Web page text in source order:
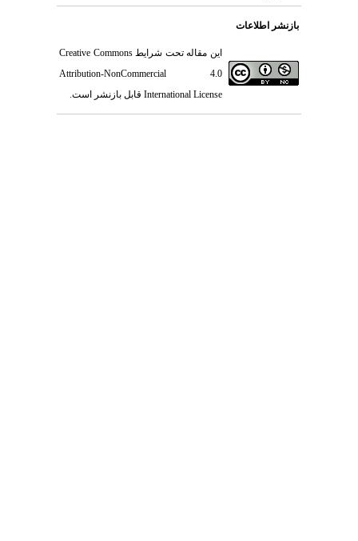
بازنشر اطلاعات
این مقاله تحت شرایطCreative Commons
Attribution-NonCommercial 4.0
International License قابل بازنشر است.